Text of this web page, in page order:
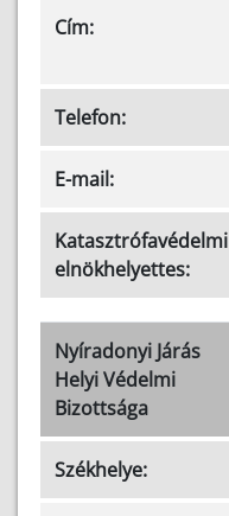
Cím:
Telefon:
E-mail:
Katasztrófavédelmi
elnökhelyettes:
Nyíradonyi Járás
Helyi Védelmi
Bizottsága
Székhelye: